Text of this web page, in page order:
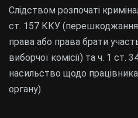
Слідством розпочаті
ст. 157 ККУ
права або права брати
виборчої комісії) та ч. 1 ст.
насильство щодо
органу).